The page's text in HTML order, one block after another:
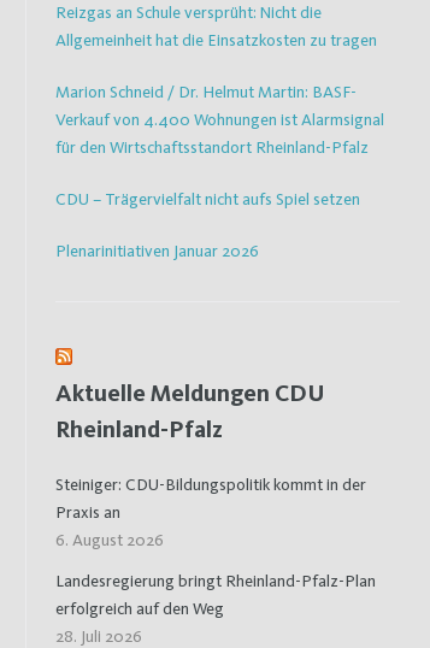
Reizgas an Schule versprüht: Nicht die
Allgemeinheit hat die Einsatzkosten zu tragen
Marion Schneid / Dr. Helmut Martin: BASF-
Verkauf von 4.400 Wohnungen ist Alarmsignal
für den Wirtschaftsstandort Rheinland-Pfalz
CDU – Trägervielfalt nicht aufs Spiel setzen
Plenarinitiativen Januar 2026
Aktuelle Meldungen CDU
Rheinland-Pfalz
Steiniger: CDU-Bildungspolitik kommt in der
Praxis an
6. August 2026
Landesregierung bringt Rheinland-Pfalz-Plan
erfolgreich auf den Weg
28. Juli 2026